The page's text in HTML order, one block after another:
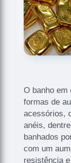
O banho em
formas de
acessórios,
anéis,
banhados
com um
resistência